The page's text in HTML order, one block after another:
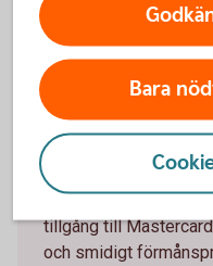
Enklare
Mastercard
Har du ett
tillgång till
och smidigt
Bara